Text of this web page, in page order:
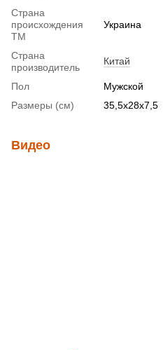
Страна
происхождения
ТМ
Украина
Страна
производитель
Китай
Пол
Мужской
Размеры (см)
35,5х28х7,5
Видео